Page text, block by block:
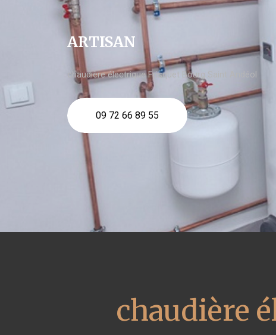
ARTISAN
chaudière électrique Frisquet Bourg Saint Andéol
09 72 66 89 55
chaudière